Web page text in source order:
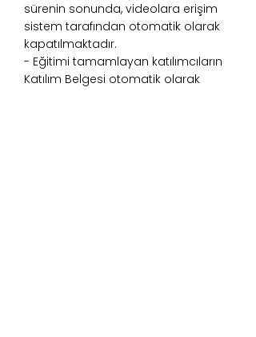
sürenin sonunda, videolara erişim
sistem tarafından otomatik olarak
kapatılmaktadır.
- Eğitimi tamamlayan katılımcıların
Katılım Belgesi otomatik olarak